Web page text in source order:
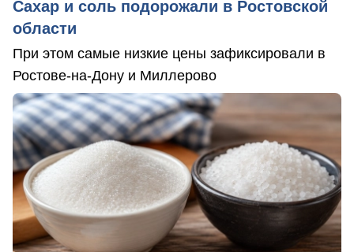
Сахар и соль подорожали в Ростовской
области
При этом самые низкие цены зафиксировали в
Ростове-на-Дону и Миллерово